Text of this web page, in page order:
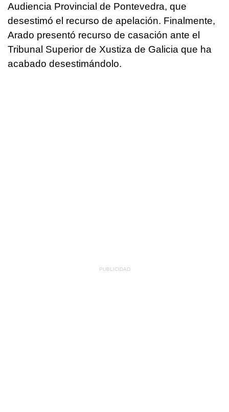
Audiencia Provincial de Pontevedra, que
desestimó el recurso de apelación. Finalmente,
Arado presentó recurso de casación ante el
Tribunal Superior de Xustiza de Galicia que ha
acabado desestimándolo.